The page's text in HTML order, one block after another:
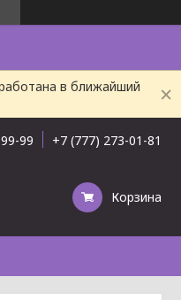
в ближайший
99 +7 (777) 273-01-81
Корзина